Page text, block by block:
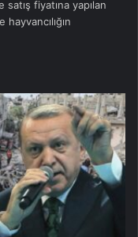
fiyatına yapılan